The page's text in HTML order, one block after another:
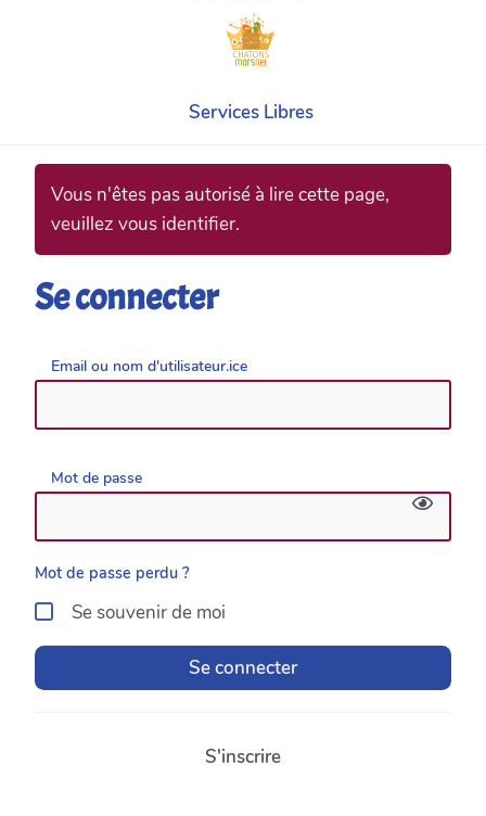
Services Libres
Vous n'êtes pas autorisé à lire cette page,
veuillez vous identifier.
Se connecter
Email ou nom d'utilisateur.ice
Mot de passe
Mot de passe perdu ?
Se souvenir de moi
Se connecter
S'inscrire